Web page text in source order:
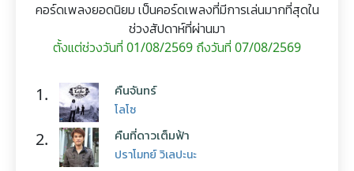
คอร์ดเพลงยอดนิยม เป็นคอร์ดเพลงที่มีการเล่นมากที่สุดใน
ช่วงสัปดาห์ที่ผ่านมา
ตั้งแต่ช่วงวันที่ 01/08/2569 ถึงวันที่ 07/08/2569
1. คืนจันทร์
โลโซ
2. คืนที่ดาวเต็มฟ้า
ปราโมทย์ วิเลปะนะ